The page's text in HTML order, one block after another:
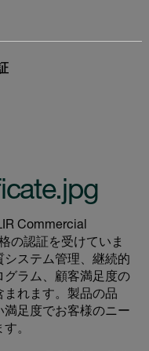
Commercial
の認証を受けていま
ステム管理、継続的
グラム、顧客満足度の
れます。製品の品
足度でお客様のニー
。